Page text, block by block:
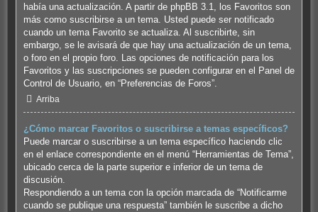
había una actualización. A partir de phpBB 3.1, los Favoritos son
más como suscribirse a un tema. Usted puede ser notificado
cuando un tema Favorito se actualiza. Al suscribirte, sin
embargo, se le avisará de que hay una actualización de un tema,
o foro en el propio foro. Las opciones de notificación para los
Favoritos y las suscripciones se pueden configurar en el Panel de
Control de Usuario, en “Preferencias de Foros”.
Arriba
¿Cómo marcar Favoritos o suscribirse a temas específicos?
Puede marcar o suscribirse a un tema específico haciendo clic
en el enlace correspondiente en el menú “Herramientas de Tema”,
ubicado cerca de la parte superior e inferior de un tema de
discusión.
Respondiendo a un tema con la opción marcada de “Notificarme
cuando se publique una respuesta” también le suscribe a dicho